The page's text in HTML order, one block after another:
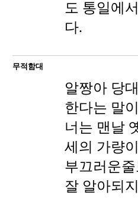
도 통일에
다.
무적함대
알짱아 당
한다는 말
너는 맨날
세의 가량
부끄러운
잘 알아되